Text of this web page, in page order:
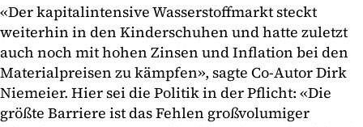
«Der kapitalintensive Wasserstoffmarkt steckt
weiterhin in den Kinderschuhen und hatte zuletzt
auch noch mit hohen Zinsen und Inflation bei den
Materialpreisen zu kämpfen», sagte Co-Autor Dirk
Niemeier. Hier sei die Politik in der Pflicht: «Die
größte Barriere ist das Fehlen großvolumiger